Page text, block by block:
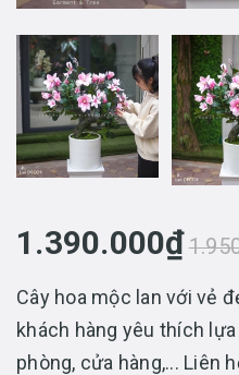
1.390.000₫
Cây hoa mộc lan với vẻ
khách hàng yêu thích
phòng, cửa hàng,... Liên